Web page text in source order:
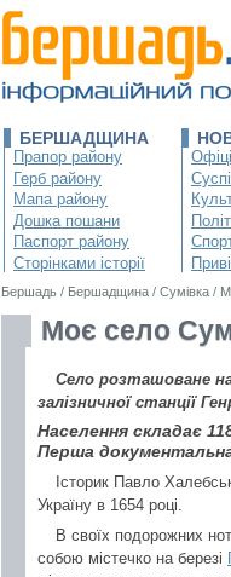
БЕРШАДЩИНА
Прапор району
Герб району
Мапа району
Дошка пошани
Паспорт району
Сторінками історії
Бершадь / Бершадщина / Сумівка /
Моє село
Село розташоване
залізничної станції
Населення складає
Перша
Історик Павло
Україну в 1654 році.
В своїх подорожних
собою містечко на березі